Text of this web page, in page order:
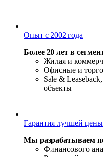
Опыт с 2002 года
Более 20 лет в
Жилая и
Офисные и
Sale &
объекты
Гарантия лучшей цены
Мы разрабатываем
Финансового